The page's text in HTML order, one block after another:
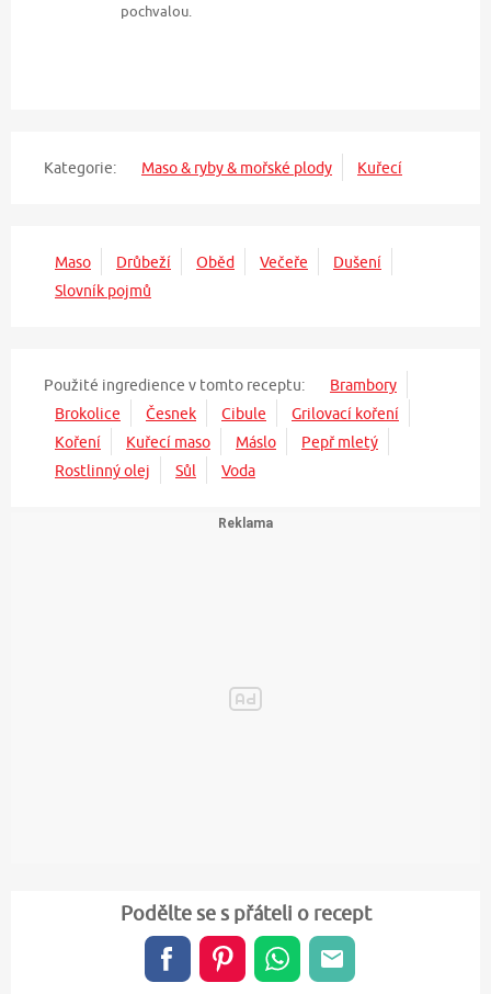
pochvalou.
Kategorie: Maso & ryby & mořské plody Kuřecí
Maso Drůbeží Oběd Večeře
Dušení
Slovník pojmů
Použité ingredience v tomto receptu:
Brambory
Brokolice
Česnek Cibule
Grilovací koření
Koření
Kuřecí maso Máslo
Pepř mletý
Rostlinný olej
Sůl Voda
Podělte se s přáteli o recept